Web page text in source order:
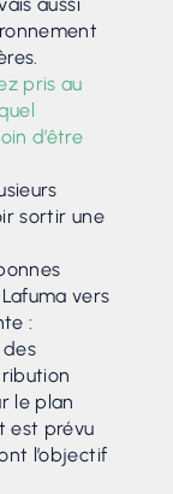
pris au
d’être
sortir une
vers
:
le plan
est prévu
l’objectif